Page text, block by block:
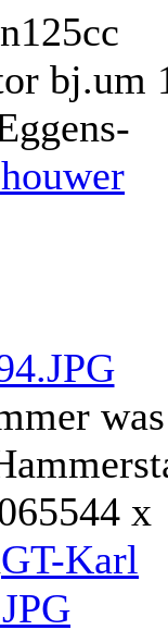
125cc
bj.um
5544 x
GT-Karl